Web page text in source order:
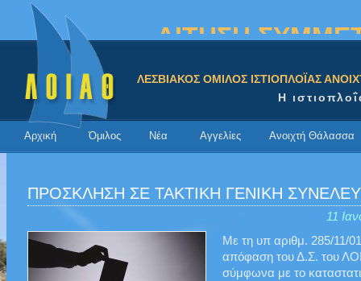
ΑΙΤΗΣΗ
ΛΕΣΒΙΑΚΟΣ ΟΜΙΛΟΣ ΙΣΤΙΟΠΛΟΪΑΣ
Η
Αρχική Όμιλος Νέα Αγγελίες Ανοιχτή Θάλασσα
ΠΡΟΣΚΛΗΣΗ ΣΕ ΤΑΚΤΙΚΗ ΓΕΝΙΚΗ
11
Με τη υπ αριθμ. 285/11/
απόφαση του Δ.Σ. του
σύμφωνα με το